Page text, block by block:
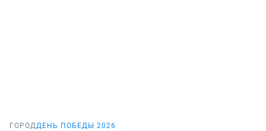
ГОРОДДЕНЬ ПОБЕДЫ 2026